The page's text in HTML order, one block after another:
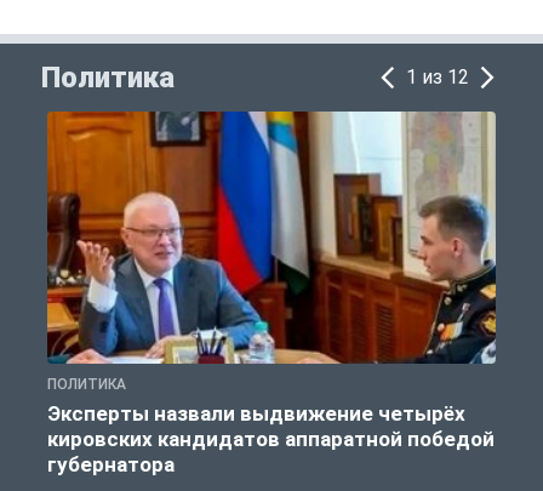
Политика 1 из 12
ПОЛИТИКА
Эксперты назвали выдвижение четырёх
кировских кандидатов аппаратной победой
губернатора